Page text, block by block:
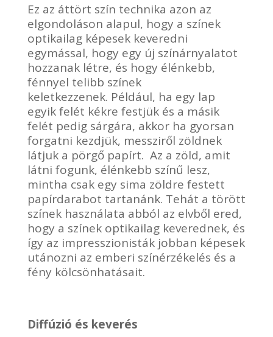
Ez az áttört szín technika azon az
elgondoláson alapul, hogy a színek
optikailag képesek keveredni
egymással, hogy egy új színárnyalatot
hozzanak létre, és hogy élénkebb,
fénnyel telibb színek
keletkezzenek. Például, ha egy lap
egyik felét kékre festjük és a másik
felét pedig sárgára, akkor ha gyorsan
forgatni kezdjük, messziről zöldnek
látjuk a pörgő papírt. Az a zöld, amit
látni fogunk, élénkebb színű lesz,
mintha csak egy sima zöldre festett
papírdarabot tartanánk. Tehát a törött
színek használata abból az elvből ered,
hogy a színek optikailag keverednek, és
így az impresszionisták jobban képesek
utánozni az emberi színérzékelés és a
fény kölcsönhatásait.
Diffúzió és keverés